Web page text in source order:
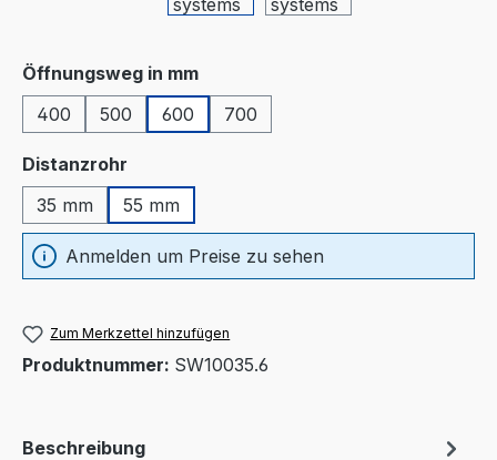
Öffnungsweg in mmauswählen
400
500 600 700
Distanzrohr
35 mm
55 mm
Anmelden um Preise zu sehen
Zum Merkzettel hinzufügen
Produktnummer: SW10035.6
Beschreibung